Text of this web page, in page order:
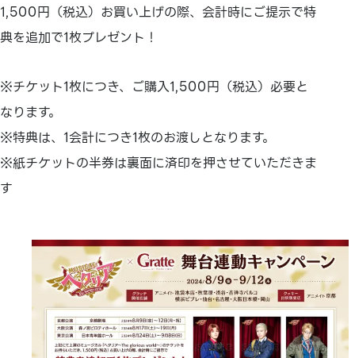
1,500円（税込）お買い上げの際、会計時にご提示で特
典を追加で1枚プレゼント！
※チケット1枚につき、ご購入1,500円（税込）必要と
なります。
※特典は、1会計につき1枚のお渡しとなります。
※紙チケットの半券は裏面に済印を押させていただきま
す